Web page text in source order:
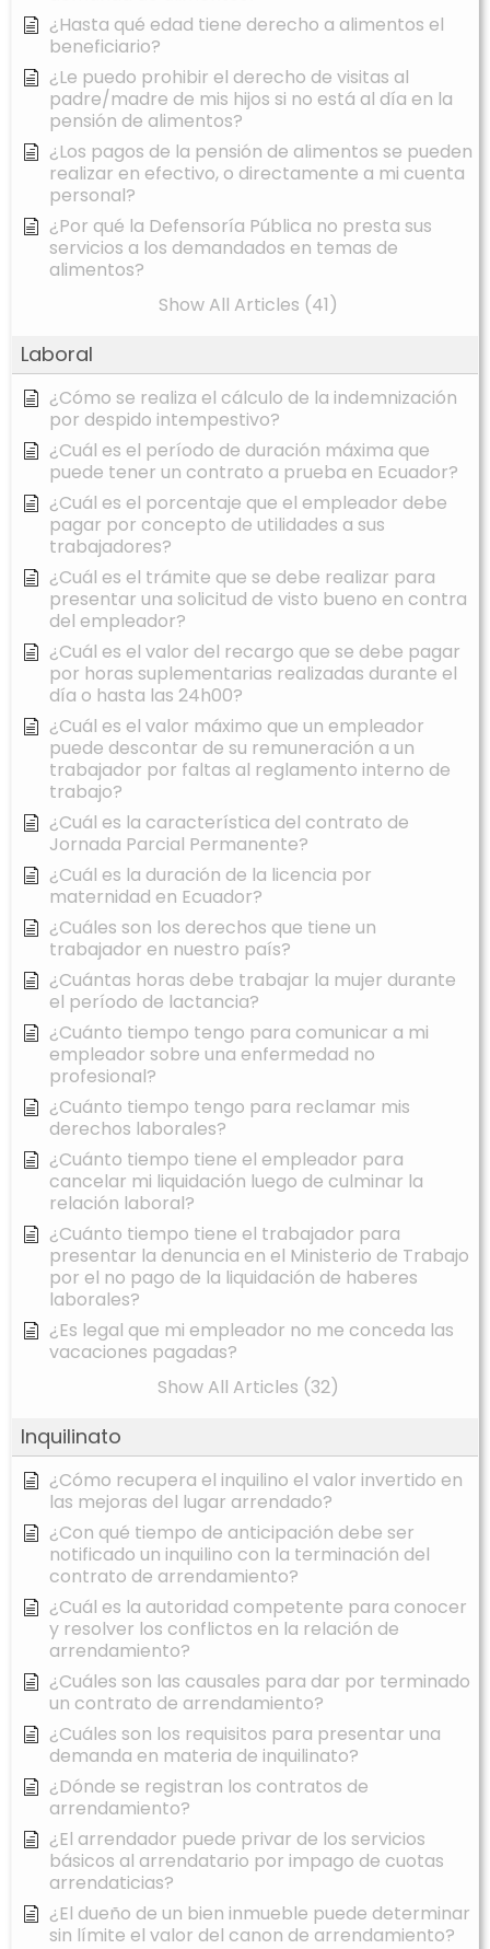
¿Hasta qué edad tiene derecho a alimentos el
beneficiario?
¿Le puedo prohibir el derecho de visitas al
padre/madre de mis hijos si no está al día en la
pensión de alimentos?
¿Los pagos de la pensión de alimentos se pueden
realizar en efectivo, o directamente a mi cuenta
personal?
¿Por qué la Defensoría Pública no presta sus
servicios a los demandados en temas de
alimentos?
Show All Articles (41)
Laboral
¿Cómo se realiza el cálculo de la indemnización
por despido intempestivo?
¿Cuál es el período de duración máxima que
puede tener un contrato a prueba en Ecuador?
¿Cuál es el porcentaje que el empleador debe
pagar por concepto de utilidades a sus
trabajadores?
¿Cuál es el trámite que se debe realizar para
presentar una solicitud de visto bueno en contra
del empleador?
¿Cuál es el valor del recargo que se debe pagar
por horas suplementarias realizadas durante el
día o hasta las 24h00?
¿Cuál es el valor máximo que un empleador
puede descontar de su remuneración a un
trabajador por faltas al reglamento interno de
trabajo?
¿Cuál es la característica del contrato de
Jornada Parcial Permanente?
¿Cuál es la duración de la licencia por
maternidad en Ecuador?
¿Cuáles son los derechos que tiene un
trabajador en nuestro país?
¿Cuántas horas debe trabajar la mujer durante
el período de lactancia?
¿Cuánto tiempo tengo para comunicar a mi
empleador sobre una enfermedad no
profesional?
¿Cuánto tiempo tengo para reclamar mis
derechos laborales?
¿Cuánto tiempo tiene el empleador para
cancelar mi liquidación luego de culminar la
relación laboral?
¿Cuánto tiempo tiene el trabajador para
presentar la denuncia en el Ministerio de Trabajo
por el no pago de la liquidación de haberes
laborales?
¿Es legal que mi empleador no me conceda las
vacaciones pagadas?
Show All Articles (32)
Inquilinato
¿Cómo recupera el inquilino el valor invertido en
las mejoras del lugar arrendado?
¿Con qué tiempo de anticipación debe ser
notificado un inquilino con la terminación del
contrato de arrendamiento?
¿Cuál es la autoridad competente para conocer
y resolver los conflictos en la relación de
arrendamiento?
¿Cuáles son las causales para dar por terminado
un contrato de arrendamiento?
¿Cuáles son los requisitos para presentar una
demanda en materia de inquilinato?
¿Dónde se registran los contratos de
arrendamiento?
¿El arrendador puede privar de los servicios
básicos al arrendatario por impago de cuotas
arrendaticias?
¿El dueño de un bien inmueble puede determinar
sin límite el valor del canon de arrendamiento?